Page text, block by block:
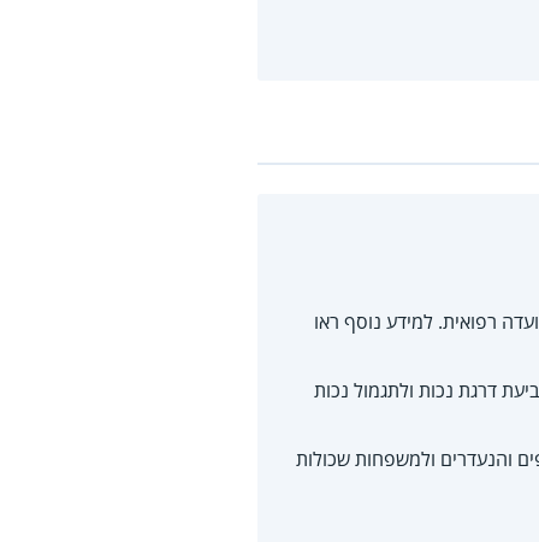
רפואית. למידע נוסף ראו
דרגת נכות ולתגמול נכות
והנעדרים ולמשפחות שכולות